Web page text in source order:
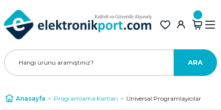
ARA
Anasayfa Programlama Kartları Üniversal Programlayıcılar